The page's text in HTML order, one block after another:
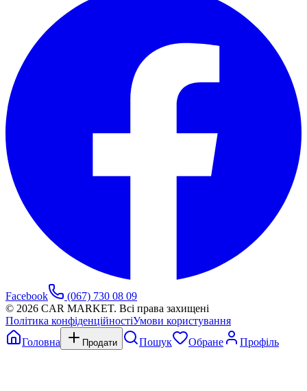
Facebook
(067) 730 08 09
© 2026 CAR MARKET. Всі права захищені
Політика конфіденційностіУмови користування
Головна
Продати Пошук Обране Профіль